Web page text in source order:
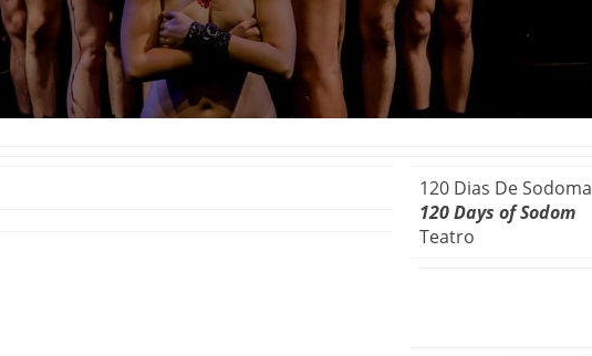
120 Dias De Sodoma
120 Days of Sodom
Teatro